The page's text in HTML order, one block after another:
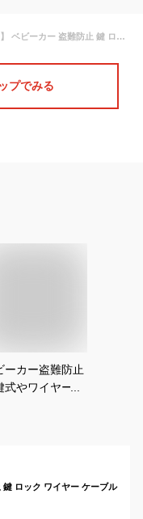
Okima 【防犯専門家監修】 ベビーカー 盗難防止 鍵 ロック ワイヤー ケーブル ダイヤル式 長さ1m 【ストラップ付】
プでみる
ーカー盗難防止
式やワイヤーロ
ロック ワイヤー ケーブル